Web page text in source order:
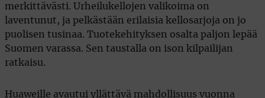
merkittävästi. Urheilukellojen valikoima on
laventunut, ja pelkästään erilaisia kellosarjoja on jo
puolisen tusinaa. Tuotekehityksen osalta paljon lepää
Suomen varassa. Sen taustalla on ison kilpailijan
ratkaisu.
Huaweille avautui yllättävä mahdollisuus vuonna